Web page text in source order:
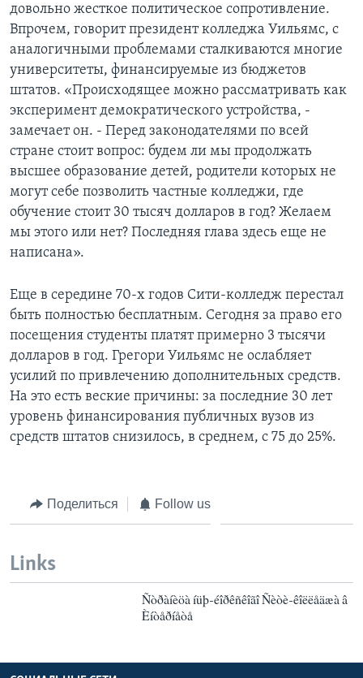
довольно жесткое политическое сопротивление.
Впрочем, говорит президент колледжа Уильямс, с
аналогичными проблемами сталкиваются многие
университеты, финансируемые из бюджетов
штатов. «Происходящее можно рассматривать как
эксперимент демократического устройства, -
замечает он. - Перед законодателями по всей
стране стоит вопрос: будем ли мы продолжать
высшее образование детей, родители которых не
могут себе позволить частные колледжи, где
обучение стоит 30 тысяч долларов в год? Желаем
мы этого или нет? Последняя глава здесь еще не
написана».
Еще в середине 70-х годов Сити-колледж перестал
быть полностью бесплатным. Сегодня за право его
посещения студенты платят примерно 3 тысячи
долларов в год. Грегори Уильямс не ослабляет
усилий по привлечению дополнительных средств.
На это есть веские причины: за последние 30 лет
уровень финансирования публичных вузов из
средств штатов снизилось, в среднем, с 75 до 25%.
Поделиться Follow us
Links
Ñòðàíèöà íüþ-éîðêñêîãî Ñèòè-êîëëåäæà â
Èíòåðíåòå